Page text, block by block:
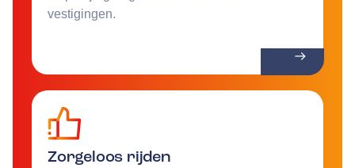
vestigingen.
Zorgeloos rijden